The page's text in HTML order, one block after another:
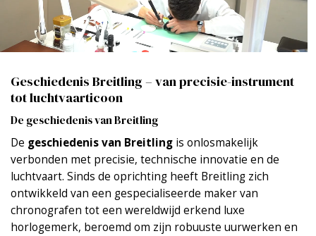
Geschiedenis Breitling – van precisie-instrument
tot luchtvaarticoon
De geschiedenis van Breitling
De geschiedenis van Breitling is onlosmakelijk
verbonden met precisie, technische innovatie en de
luchtvaart. Sinds de oprichting heeft Breitling zich
ontwikkeld van een gespecialiseerde maker van
chronografen tot een wereldwijd erkend luxe
horlogemerk, beroemd om zijn robuuste uurwerken en